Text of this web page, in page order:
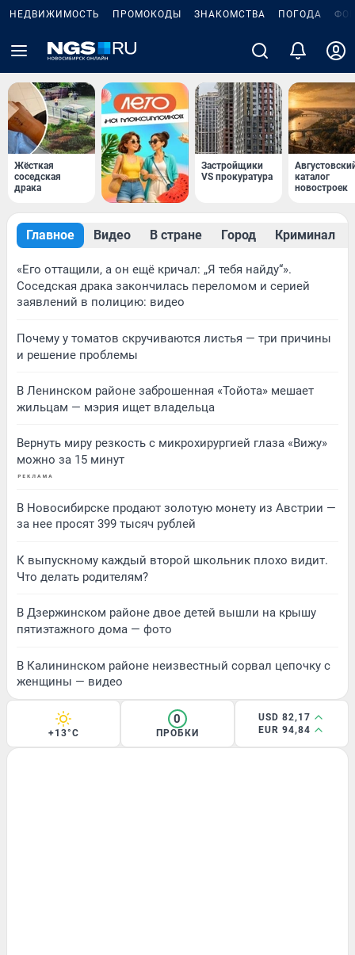
НЕДВИЖИМОСТЬ ПРОМОКОДЫ ЗНАКОМСТВА ПОГОДА
Жёсткая
соседская
драка
Застройщики
VS прокуратура
каталог
новостроек
Главное Видео В стране Город Криминал
«Его оттащили, а он ещё кричал: „Я тебя найду“».
Соседская драка закончилась переломом и серией
заявлений в полицию: видео
Почему у томатов скручиваются листья — три причины
и решение проблемы
В Ленинском районе заброшенная «Тойота» мешает
жильцам — мэрия ищет владельца
Вернуть миру резкость с микрохирургией глаза «Вижу»
можно за 15 минут
В Новосибирске продают золотую монету из Австрии —
за нее просят 399 тысяч рублей
К выпускному каждый второй школьник плохо видит.
Что делать родителям?
В Дзержинском районе двое детей вышли на крышу
пятиэтажного дома — фото
В Калининском районе неизвестный сорвал цепочку с
женщины — видео
+13°C
0
ПРОБКИ
USD 82,17
EUR 94,84